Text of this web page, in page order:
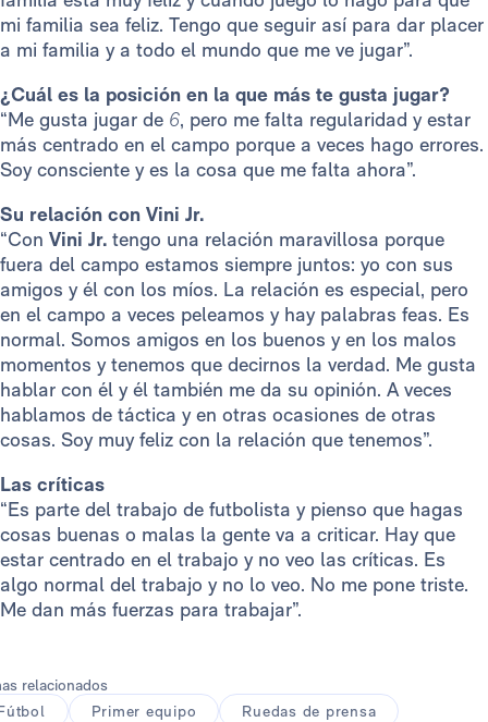
mi familia sea feliz. Tengo que seguir así para dar placer
a mi familia y a todo el mundo que me ve jugar”.
¿Cuál es la posición en la que más te gusta jugar?
“Me gusta jugar de 6, pero me falta regularidad y estar
más centrado en el campo porque a veces hago errores.
Soy consciente y es la cosa que me falta ahora”.
Su relación con Vini Jr.
“Con Vini Jr. tengo una relación maravillosa porque
fuera del campo estamos siempre juntos: yo con sus
amigos y él con los míos. La relación es especial, pero
en el campo a veces peleamos y hay palabras feas. Es
normal. Somos amigos en los buenos y en los malos
momentos y tenemos que decirnos la verdad. Me gusta
hablar con él y él también me da su opinión. A veces
hablamos de táctica y en otras ocasiones de otras
cosas. Soy muy feliz con la relación que tenemos”.
Las críticas
“Es parte del trabajo de futbolista y pienso que hagas
cosas buenas o malas la gente va a criticar. Hay que
estar centrado en el trabajo y no veo las críticas. Es
algo normal del trabajo y no lo veo. No me pone triste.
Me dan más fuerzas para trabajar”.
relacionados
Primer equipo Ruedas de prensa